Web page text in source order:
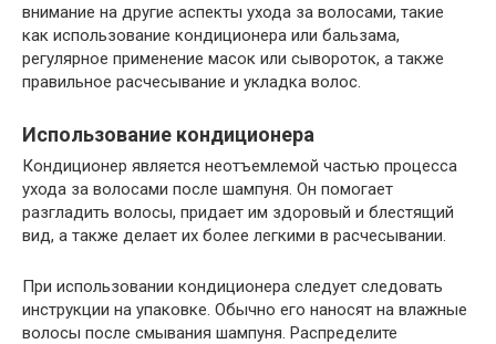
внимание на другие аспекты ухода за волосами, такие
как использование кондиционера или бальзама,
регулярное применение масок или сывороток, а также
правильное расчесывание и укладка волос.
Использование кондиционера
Кондиционер является неотъемлемой частью процесса
ухода за волосами после шампуня. Он помогает
разгладить волосы, придает им здоровый и блестящий
вид, а также делает их более легкими в расчесывании.
При использовании кондиционера следует следовать
инструкции на упаковке. Обычно его наносят на влажные
волосы после смывания шампуня. Распределите